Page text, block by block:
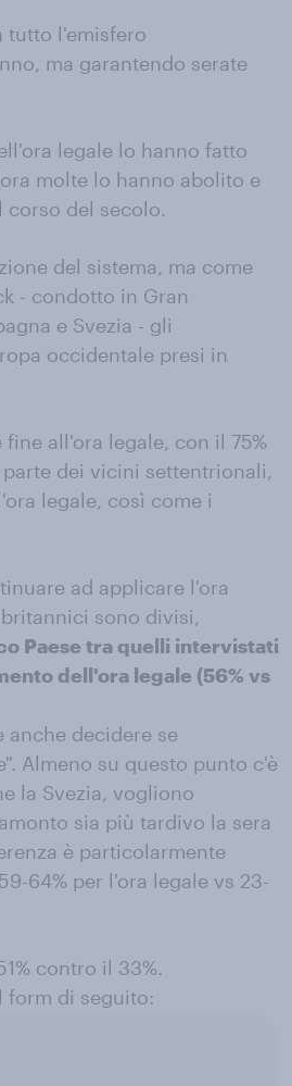
tutto l'emisfero
ma garantendo serate
legale lo hanno fatto
molte lo hanno abolito e
del secolo.
del sistema, ma come
- condotto in Gran
e Svezia - gli
occidentale presi in
all'ora legale, con il 75%
dei vicini settentrionali,
legale, così come i
ad applicare l'ora
sono divisi,
Paese tra quelli intervistati
dell'ora legale (56% vs
anche decidere se
Almeno su questo punto c'è
la Svezia, vogliono
sia più tardivo la sera
è particolarmente
64% per l'ora legale vs 23-
contro il 33%.
form di seguito: